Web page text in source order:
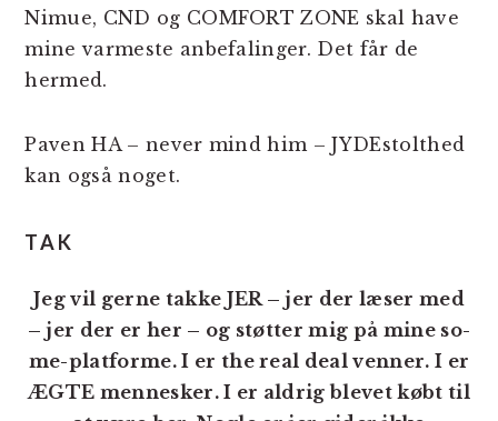
Nimue, CND og COMFORT ZONE skal have
mine varmeste anbefalinger. Det får de
hermed.
Paven HA – never mind him – JYDEstolthed
kan også noget.
TAK
Jeg vil gerne takke JER – jer der læser med
– jer der er her – og støtter mig på mine so-
me-platforme. I er the real deal venner. I er
ÆGTE mennesker. I er aldrig blevet købt til